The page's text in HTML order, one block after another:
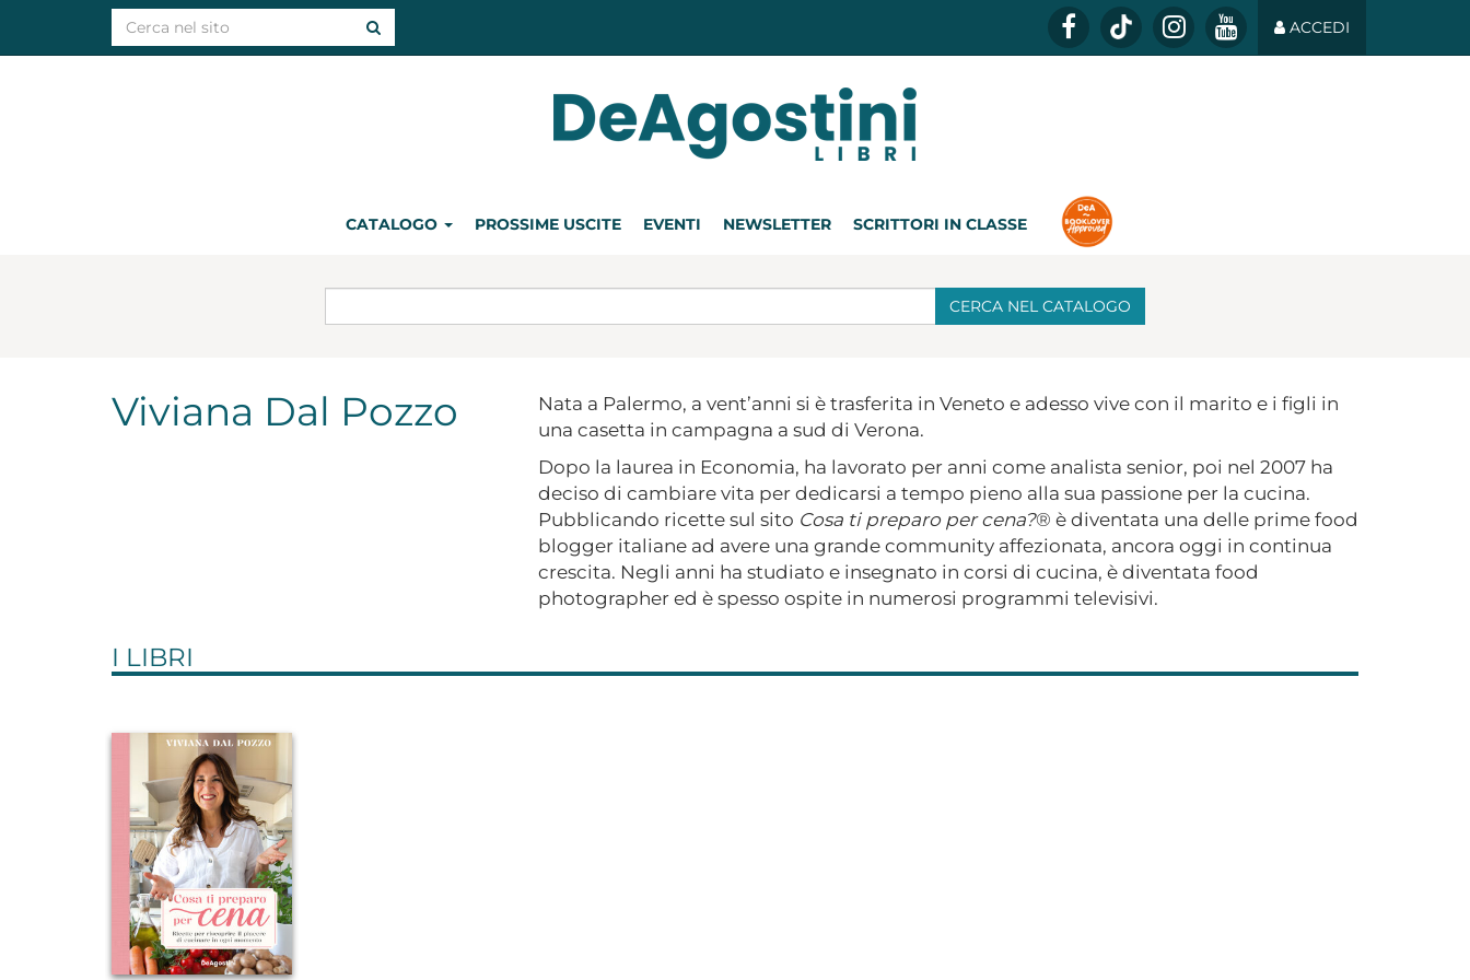
ACCEDI
CATALOGO PROSSIME USCITE EVENTI NEWSLETTER SCRITTORI IN CLASSE
CERCA NEL CATALOGO
Viviana Dal Pozzo
Nata a Palermo, a vent’anni si è trasferita in Veneto e adesso vive con il marito e i figli in
una casetta in campagna a sud di Verona.
Dopo la laurea in Economia, ha lavorato per anni come analista senior, poi nel 2007 ha
deciso di cambiare vita per dedicarsi a tempo pieno alla sua passione per la cucina.
Pubblicando ricette sul sito Cosa ti preparo per cena?® è diventata una delle prime food
blogger italiane ad avere una grande community affezionata, ancora oggi in continua
crescita. Negli anni ha studiato e insegnato in corsi di cucina, è diventata food
photographer ed è spesso ospite in numerosi programmi televisivi.
I LIBRI